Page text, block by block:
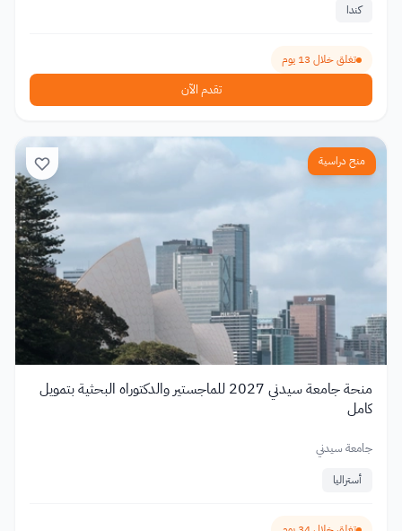
كندا
تغلق خلال 13 يوم
تقدم الآن
منح دراسية
منحة جامعة سيدني 2027 للماجستير والدكتوراه البحثية بتمويل
كامل
جامعة سيدني
أستراليا